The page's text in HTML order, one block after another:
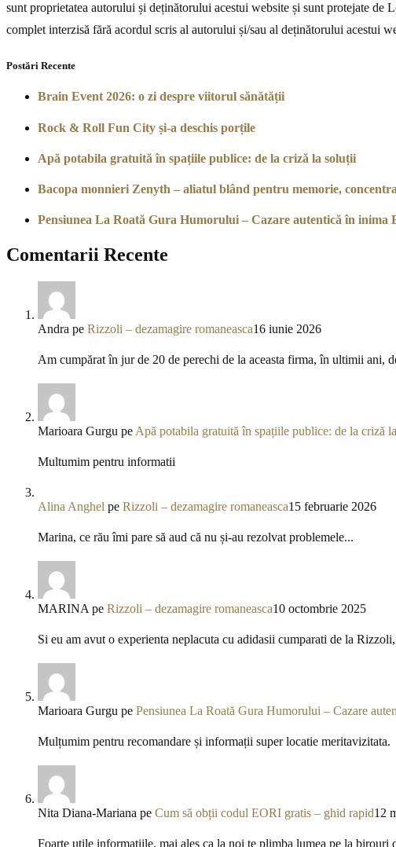
sunt proprietatea autorului și deținătorului acestui website și sunt protejate
complet interzisă fără acordul scris al autorului și/sau al deținătorului acestui
Postări Recente
Brain Event 2026: o zi despre viitorul sănătății
Rock & Roll Fun City și-a deschis porțile
Apă potabila gratuită în spațiile publice: de la criză la soluții
Bacopa monnieri Zenyth – aliatul blând pentru memorie,
Pensiunea La Roată Gura Humorului – Cazare autentică în inima
Comentarii Recente
Andra pe Rizzoli – dezamagire romaneasca16 iunie 2026
Am cumpărat în jur de 20 de perechi de la aceasta firma, în ultimii ani,
Marioara Gurgu pe Apă potabila gratuită în spațiile publice: de la criză
Multumim pentru informatii
Alina Anghel pe Rizzoli – dezamagire romaneasca15 februarie 2026
Marina, ce rău îmi pare să aud că nu și-au rezolvat problemele...
MARINA pe Rizzoli – dezamagire romaneasca10 octombrie 2025
Si eu am avut o experienta neplacuta cu adidasii cumparati de la
Marioara Gurgu pe Pensiunea La Roată Gura Humorului – Cazare
Mulțumim pentru recomandare și informații super locatie meritavizitata.
Nita Diana-Mariana pe Cum să obții codul EORI gratis – ghid rapid12
Foarte utile informațiile, mai ales ca la noi te plimba lumea pe la birouri